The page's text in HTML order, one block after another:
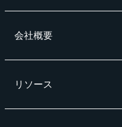
会社概要
リソース